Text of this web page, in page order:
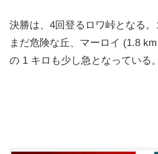
決勝は、4回登るロワ峠となる
まだ危険な丘、マーロイ (1.8
の 1 キロも少し急となっている。